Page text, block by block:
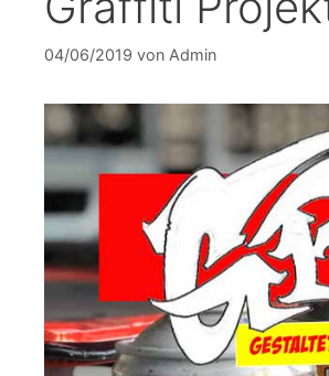
04/06/2019 von Admin